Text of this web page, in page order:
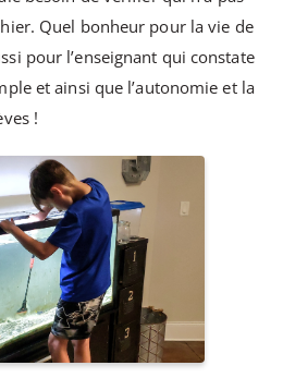
Quel bonheur pour la vie de
pour l’enseignant qui constate
et ainsi que l’autonomie et la
!